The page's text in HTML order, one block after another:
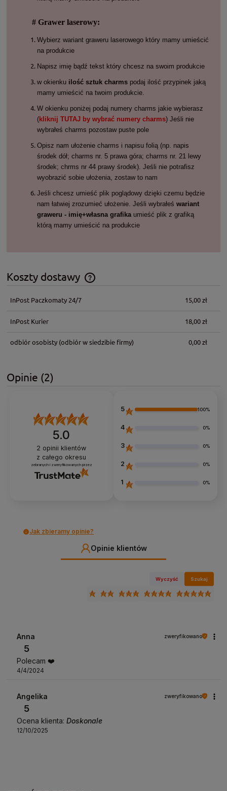
# Grawer laserowy:
Wybierz wariant graweru laserowego który mamy umieścić
na produkcie
Napisz imię bądź tekst który chcesz na swoim produkcie
w okienku ilość sztuk charms podaj ilość przypinek jaką
mamy umieścić na twoim produkcie.
W okienku poniżej podaj numery charms jakie wybierasz
(kliknij TUTAJ by wybrać numery charms) Jeśli nie
wybrałeś charms pozostaw puste pole
Opisz nam ułożenie charms i napisu folią (np. napis
środek dół; charms nr. 5 prawa góra; charms nr. 21 lewy
środek; chrms nr 44 prawy środek). Jeśli nie potrafisz
wyobrazić sobie ułożenia, zostaw to nam
Jeśli chcesz umieść plik poglądowy dzięki czemu będzie
nam łatwiej zrozumieć ułożenie. Jeśli wybrałeś wariant
graweru - imię+własna grafika umieść plik z grafiką
którą mamy umieścić na produkcie
Koszty dostawy
Cena nie zawiera ewentualnych kosztów płatności
InPost Paczkomaty 24/7 15,00 zł
InPost Kurier 18,00 zł
odbiór osobisty(odbiór w siedzibie firmy) 0,00 zł
Opinie (2)
5.0
2 opinii klientów
z całego okresu
zebranych i zweryfikowanych przez
5 100%
4 0%
3 0%
2 0%
1 0%
Jak zbieramy opinie?
Opinie klientów
Wyczyść Szukaj
Anna zweryfikowano
5
Polecam ❤️
4/4/2024
Angelika zweryfikowano
5
Ocena klienta: Doskonale
12/10/2025